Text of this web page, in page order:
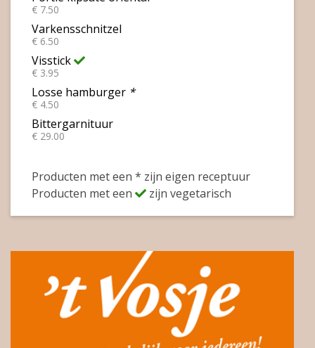
€ 7.50
Varkensschnitzel
€ 6.50
Visstick
€ 3.95
Losse hamburger *
€ 4.50
Bittergarnituur
€ 29.00
Producten met een * zijn eigen receptuur
Producten met een
zijn vegetarisch